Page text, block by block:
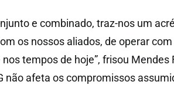
e combinado, traz-nos um
os nossos aliados, de operar
tempos de hoje”, frisou Mendes
não afeta os compromissos